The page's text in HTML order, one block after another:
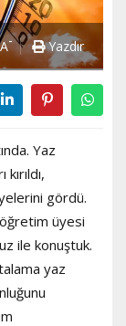
A- Yazdır
Yaz
gördü.
üyesi
ile konuştuk.
yaz